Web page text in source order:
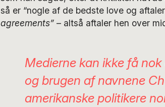
så er “nogle af de bedste love og
agreements”– altså aftaler hen over
Medierne kan ikke få
og brugen af navnene
amerikanske politikere